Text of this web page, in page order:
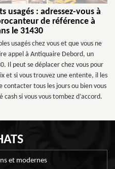
usagés : adressez-vous à
de référence à
le 31430
usagés chez vous et que vous ne
appel à Antiquaire Debord, un
Il peut se déplacer chez vous pour
et si vous trouvez une entente, il les
contacter tous les jours ou bien vous
cash si vous vous tombez d’accord.
et modernes